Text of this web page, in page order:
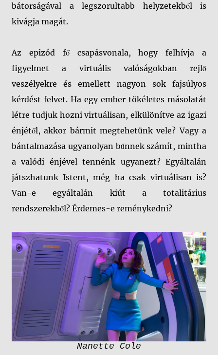
bátorságával a legszorultabb helyzetekből is
kivágja magát.
Az epizód fő csapásvonala, hogy felhívja a
figyelmet a virtuális valóságokban rejlő
veszélyekre és emellett nagyon sok fajsúlyos
kérdést felvet. Ha egy ember tökéletes másolatát
létre tudjuk hozni virtuálisan, elkülönítve az igazi
énjétől, akkor bármit megtehetünk vele? Vagy a
bántalmazása ugyanolyan bűnnek számít, mintha
a valódi énjével tennénk ugyanezt? Egyáltalán
játszhatunk Istent, még ha csak virtuálisan is?
Van-e egyáltalán kiút a totalitárius
rendszerekből? Érdemes-e reménykedni?
Nanette Cole